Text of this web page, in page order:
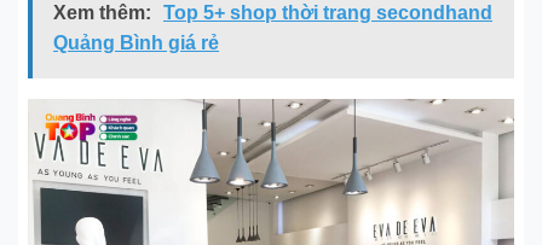
Xem thêm:
Top 5+ shop thời trang secondhand
Quảng Bình giá rẻ